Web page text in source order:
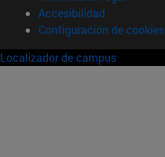
Accesibilidad
Configuración de cookies
Localizador de campus